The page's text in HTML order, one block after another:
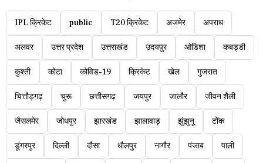
IPL क्रिकेट public T20 क्रिकेट अजमेर अपराध
अलवर उत्तर प्रदेश उत्तराखंड उदयपुर ओडिशा कबड्डी
कुश्ती कोटा कोविड-19 क्रिकेट खेल गुजरात
चित्तौड़गढ़ चुरू छत्तीसगढ़ जयपुर जालौर जीवन शैली
जैसलमेर जोधपुर झारखंड झालावाड़ झुंझुनू टोंक
डूंगरपुर दिल्ली दौसा धौलपुर नागौर पंजाब पाली